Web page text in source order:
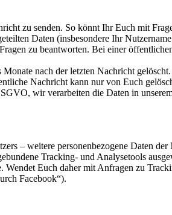
zu senden. So könnt Ihr Euch mit
Daten (insbesondere Ihr
zu beantworten. Bei einer
nach der letzten Nachricht
Nachricht kann nur von Euch
wir verarbeiten die Daten in
– weitere personenbezogene Daten
Tracking- und Analysetools
Euch daher mit Anfragen zu
Facebook“).